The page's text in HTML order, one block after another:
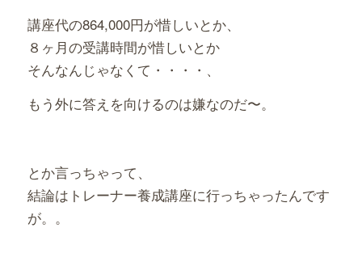
講座代の864,000円が惜しいとか、
８ヶ月の受講時間が惜しいとか
そんなんじゃなくて・・・・、
もう外に答えを向けるのは嫌なのだ〜。
とか言っちゃって、
結論はトレーナー養成講座に行っちゃったんです
が。。